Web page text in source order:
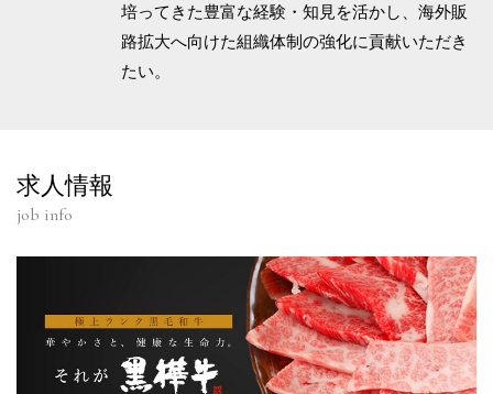
培ってきた豊富な経験・知見を活かし、海外販
路拡大へ向けた組織体制の強化に貢献いただき
たい。
求人情報
job info